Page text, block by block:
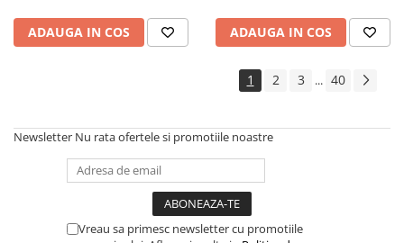
ADAUGA IN COS ADAUGA IN COS
1 2 3 ... 40
Newsletter Nu rata ofertele si promotiile noastre
Vreau sa primesc newsletter cu promotiile